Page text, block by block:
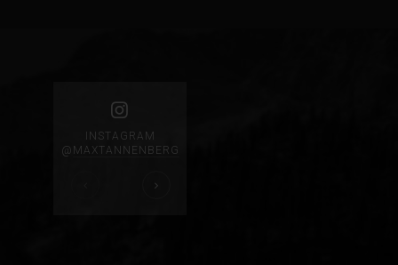
INSTAGRAM
@ MAXTANNENBERG